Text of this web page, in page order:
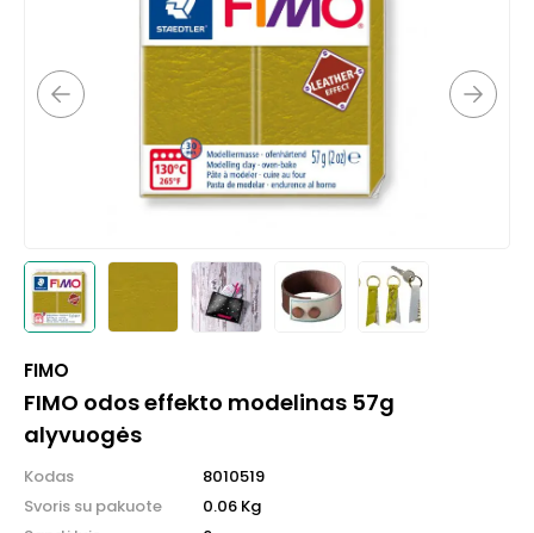
FIMO
FIMO odos effekto modelinas 57g
alyvuogės
Kodas
Svoris su pakuote
8010519
0.06 Kg